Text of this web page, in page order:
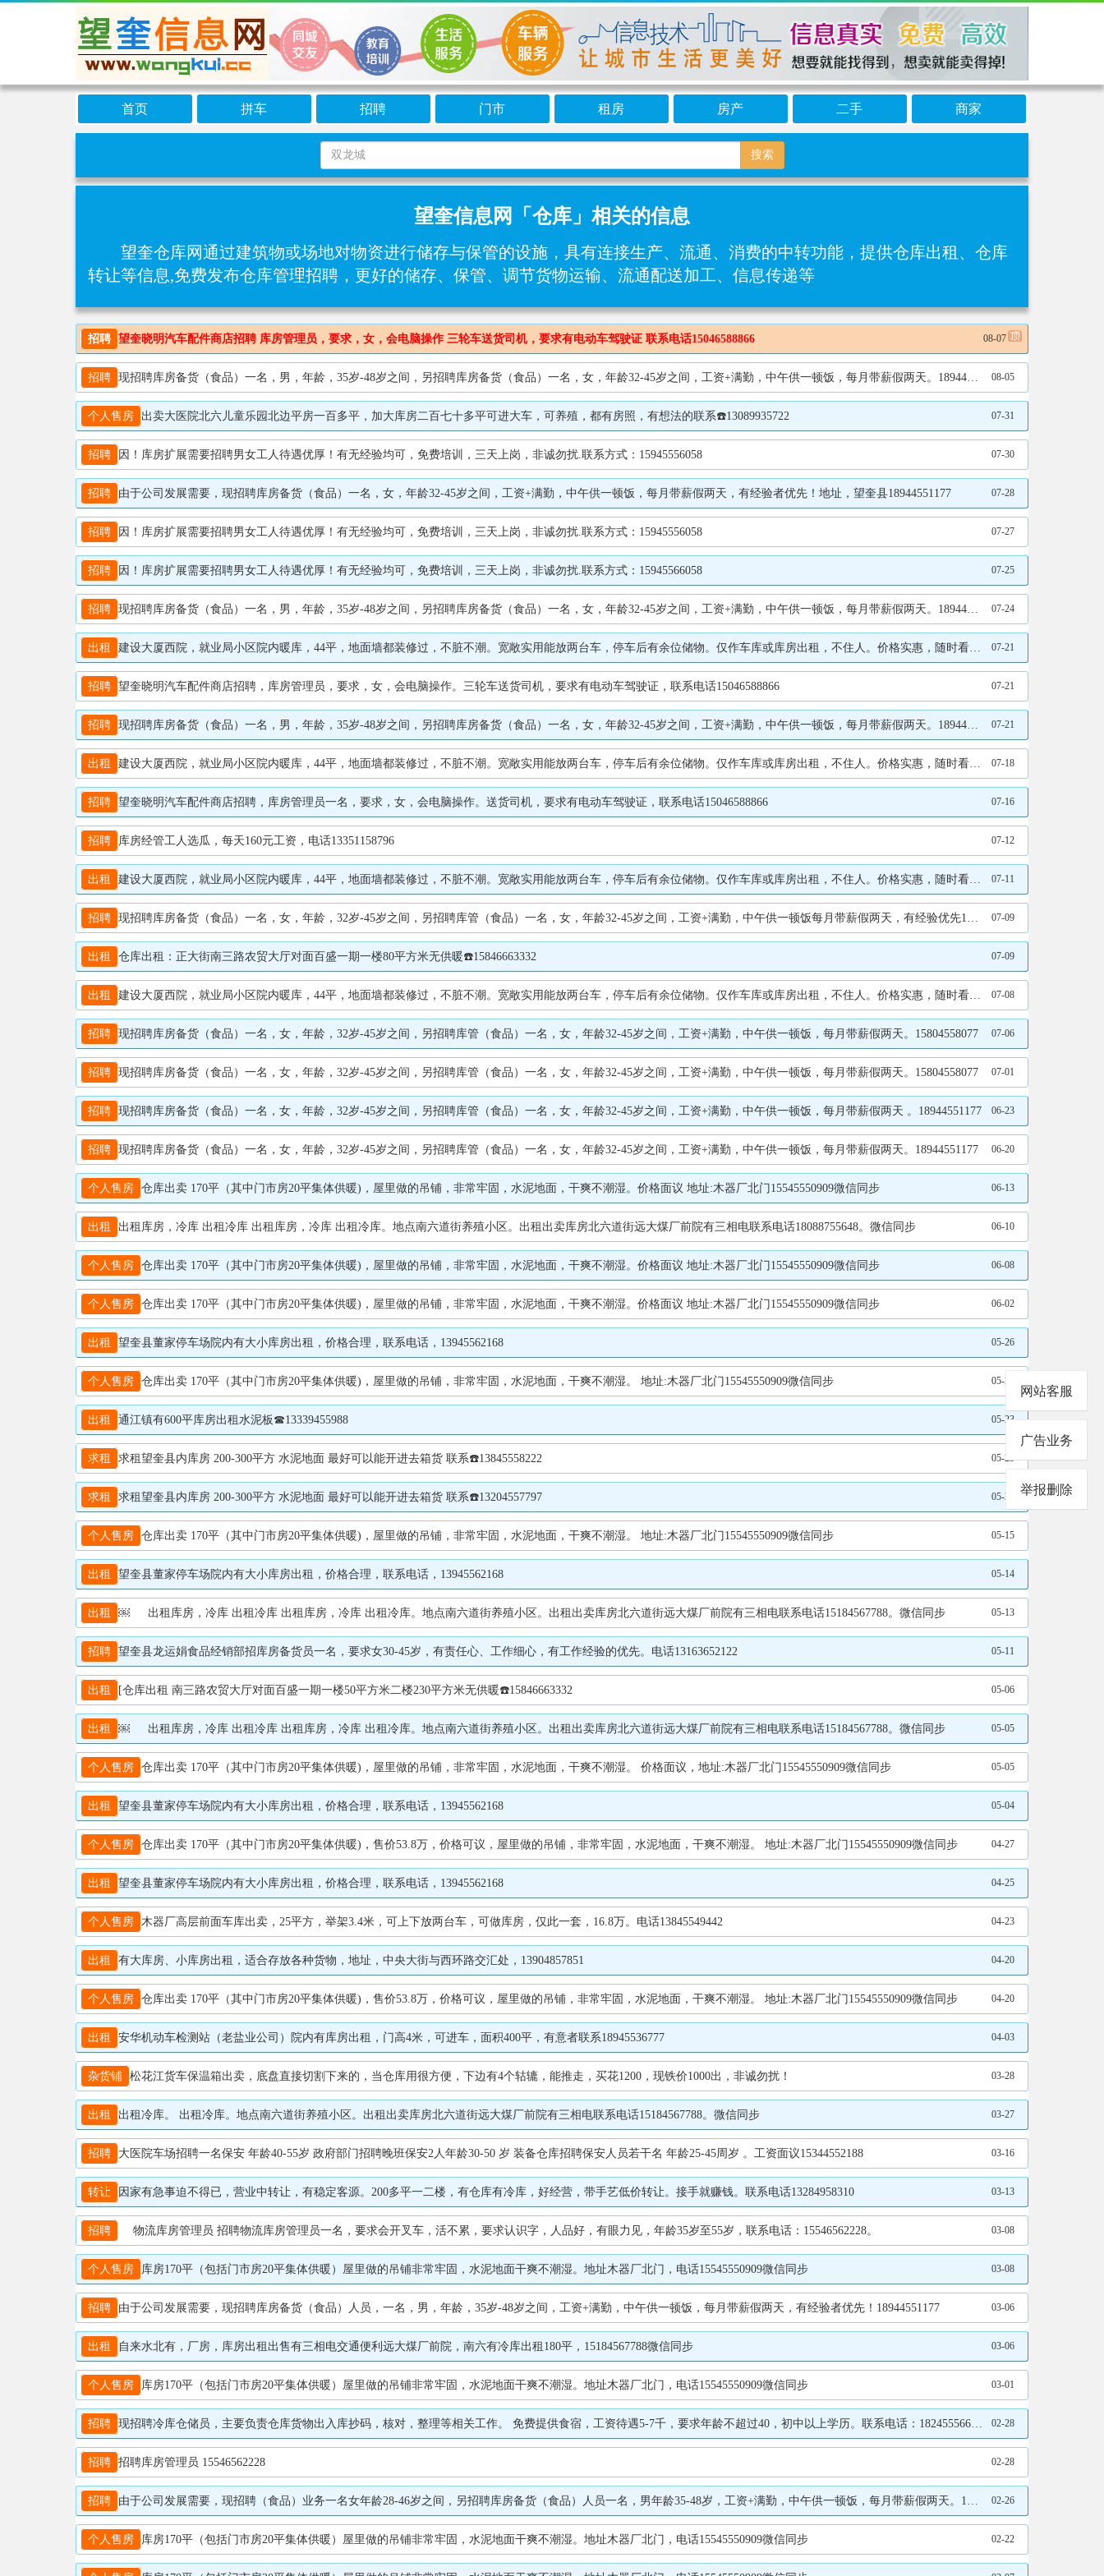
首页 拼车 招聘 门市 租房 房产 二手 商家
搜索
望奎信息网「仓库」相关的信息
望奎仓库网通过建筑物或场地对物资进行储存与保管的设施，具有连接生产、流通、消费的中转功能‌，提供仓库出租、仓库
转让等信息,免费发布仓库管理招聘，更好的储存、保管、调节货物运输、流通配送加工、信息传递等
招聘 望奎晓明汽车配件商店招聘 库房管理员，要求，女，会电脑操作 三轮车送货司机，要求有电动车驾驶证 联系电话15046588866 08-07
招聘 现招聘库房备货（食品）一名，男，年龄，35岁-48岁之间，另招聘库房备货（食品）一名，女，年龄32-45岁之间，工资+满勤，中午供一顿饭，每月带薪假两天。18944551177 08-05
个人售房 出卖大医院北六儿童乐园北边平房一百多平，加大库房二百七十多平可进大车，可养殖，都有房照，有想法的联系☎️13089935722 07-31
招聘 因！库房扩展需要招聘男女工人待遇优厚！有无经验均可，免费培训，三天上岗，非诚勿扰.联系方式：15945556058 07-30
招聘 由于公司发展需要，现招聘库房备货（食品）一名，女，年龄32-45岁之间，工资+满勤，中午供一顿饭，每月带薪假两天，有经验者优先！地址，望奎县18944551177 07-28
招聘 因！库房扩展需要招聘男女工人待遇优厚！有无经验均可，免费培训，三天上岗，非诚勿扰.联系方式：15945556058 07-27
招聘 因！库房扩展需要招聘男女工人待遇优厚！有无经验均可，免费培训，三天上岗，非诚勿扰.联系方式：15945566058 07-25
招聘 现招聘库房备货（食品）一名，男，年龄，35岁-48岁之间，另招聘库房备货（食品）一名，女，年龄32-45岁之间，工资+满勤，中午供一顿饭，每月带薪假两天。18944551177 07-24
出租 建设大厦西院，就业局小区院内暖库，44平，地面墙都装修过，不脏不潮。宽敞实用能放两台车，停车后有余位储物。仅作车库或库房出租，不住人。价格实惠，随时看库。电联18645565959 07-21
招聘 望奎晓明汽车配件商店招聘，库房管理员，要求，女，会电脑操作。三轮车送货司机，要求有电动车驾驶证，联系电话15046588866 07-21
招聘 现招聘库房备货（食品）一名，男，年龄，35岁-48岁之间，另招聘库房备货（食品）一名，女，年龄32-45岁之间，工资+满勤，中午供一顿饭，每月带薪假两天。18944551177 07-21
出租 建设大厦西院，就业局小区院内暖库，44平，地面墙都装修过，不脏不潮。宽敞实用能放两台车，停车后有余位储物。仅作车库或库房出租，不住人。价格实惠，随时看库。电联18645565959 07-18
招聘 望奎晓明汽车配件商店招聘，库房管理员一名，要求，女，会电脑操作。送货司机，要求有电动车驾驶证，联系电话15046588866 07-16
招聘 库房经管工人选瓜，每天160元工资，电话13351158796 07-12
出租 建设大厦西院，就业局小区院内暖库，44平，地面墙都装修过，不脏不潮。宽敞实用能放两台车，停车后有余位储物。仅作车库或库房出租，不住人。价格实惠，随时看库。电联18645565959 07-11
招聘 现招聘库房备货（食品）一名，女，年龄，32岁-45岁之间，另招聘库管（食品）一名，女，年龄32-45岁之间，工资+满勤，中午供一顿饭每月带薪假两天，有经验优先15804558077 07-09
出租 仓库出租：正大街南三路农贸大厅对面百盛一期一楼80平方米无供暖☎️15846663332 07-09
出租 建设大厦西院，就业局小区院内暖库，44平，地面墙都装修过，不脏不潮。宽敞实用能放两台车，停车后有余位储物。仅作车库或库房出租，不住人。价格实惠，随时看库。电联18645565959 07-08
招聘 现招聘库房备货（食品）一名，女，年龄，32岁-45岁之间，另招聘库管（食品）一名，女，年龄32-45岁之间，工资+满勤，中午供一顿饭，每月带薪假两天。15804558077 07-06
招聘 现招聘库房备货（食品）一名，女，年龄，32岁-45岁之间，另招聘库管（食品）一名，女，年龄32-45岁之间，工资+满勤，中午供一顿饭，每月带薪假两天。15804558077 07-01
招聘 现招聘库房备货（食品）一名，女，年龄，32岁-45岁之间，另招聘库管（食品）一名，女，年龄32-45岁之间，工资+满勤，中午供一顿饭，每月带薪假两天 。18944551177 06-23
招聘 现招聘库房备货（食品）一名，女，年龄，32岁-45岁之间，另招聘库管（食品）一名，女，年龄32-45岁之间，工资+满勤，中午供一顿饭，每月带薪假两天。18944551177 06-20
个人售房 仓库出卖 170平（其中门市房20平集体供暖)，屋里做的吊铺，非常牢固，水泥地面，干爽不潮湿。价格面议 地址:木器厂北门15545550909微信同步 06-13
出租 出租库房，冷库 出租冷库 出租库房，冷库 出租冷库。地点南六道街养殖小区。出租出卖库房北六道街远大煤厂前院有三相电联系电话18088755648。微信同步 06-10
个人售房 仓库出卖 170平（其中门市房20平集体供暖)，屋里做的吊铺，非常牢固，水泥地面，干爽不潮湿。价格面议 地址:木器厂北门15545550909微信同步 06-08
个人售房 仓库出卖 170平（其中门市房20平集体供暖)，屋里做的吊铺，非常牢固，水泥地面，干爽不潮湿。价格面议 地址:木器厂北门15545550909微信同步 06-02
出租 望奎县董家停车场院内有大小库房出租，价格合理，联系电话，13945562168 05-26
个人售房 仓库出卖 170平（其中门市房20平集体供暖)，屋里做的吊铺，非常牢固，水泥地面，干爽不潮湿。 地址:木器厂北门15545550909微信同步 05-24
出租 通江镇有600平库房出租水泥板☎13339455988 05-23
求租 求租望奎县内库房 200-300平方 水泥地面 最好可以能开进去箱货 联系☎️13845558222 05-23
求租 求租望奎县内库房 200-300平方 水泥地面 最好可以能开进去箱货 联系☎️13204557797 05-22
个人售房 仓库出卖 170平（其中门市房20平集体供暖)，屋里做的吊铺，非常牢固，水泥地面，干爽不潮湿。 地址:木器厂北门15545550909微信同步 05-15
出租 望奎县董家停车场院内有大小库房出租，价格合理，联系电话，13945562168 05-14
出租 ￼ 出租库房，冷库 出租冷库 出租库房，冷库 出租冷库。地点南六道街养殖小区。出租出卖库房北六道街远大煤厂前院有三相电联系电话15184567788。微信同步 05-13
招聘 望奎县龙运娟食品经销部招库房备货员一名，要求女30-45岁，有责任心、工作细心，有工作经验的优先。电话13163652122 05-11
出租 [仓库出租 南三路农贸大厅对面百盛一期一楼50平方米二楼230平方米无供暖☎️15846663332 05-06
出租 ￼ 出租库房，冷库 出租冷库 出租库房，冷库 出租冷库。地点南六道街养殖小区。出租出卖库房北六道街远大煤厂前院有三相电联系电话15184567788。微信同步 05-05
个人售房 仓库出卖 170平（其中门市房20平集体供暖)，屋里做的吊铺，非常牢固，水泥地面，干爽不潮湿。 价格面议，地址:木器厂北门15545550909微信同步 05-05
出租 望奎县董家停车场院内有大小库房出租，价格合理，联系电话，13945562168 05-04
个人售房 仓库出卖 170平（其中门市房20平集体供暖)，售价53.8万，价格可议，屋里做的吊铺，非常牢固，水泥地面，干爽不潮湿。 地址:木器厂北门15545550909微信同步 04-27
出租 望奎县董家停车场院内有大小库房出租，价格合理，联系电话，13945562168 04-25
个人售房 木器厂高层前面车库出卖，25平方，举架3.4米，可上下放两台车，可做库房，仅此一套，16.8万。电话13845549442 04-23
出租 有大库房、小库房出租，适合存放各种货物，地址，中央大街与西环路交汇处，13904857851 04-20
个人售房 仓库出卖 170平（其中门市房20平集体供暖)，售价53.8万，价格可议，屋里做的吊铺，非常牢固，水泥地面，干爽不潮湿。 地址:木器厂北门15545550909微信同步 04-20
出租 安华机动车检测站（老盐业公司）院内有库房出租，门高4米，可进车，面积400平，有意者联系18945536777 04-03
杂货铺 松花江货车保温箱出卖，底盘直接切割下来的，当仓库用很方便，下边有4个轱辘，能推走，买花1200，现铁价1000出，非诚勿扰！ 03-28
出租 出租冷库。 出租冷库。地点南六道街养殖小区。出租出卖库房北六道街远大煤厂前院有三相电联系电话15184567788。微信同步 03-27
招聘 大医院车场招聘一名保安 年龄40-55岁 政府部门招聘晚班保安2人年龄30-50 岁 装备仓库招聘保安人员若干名 年龄25-45周岁 。工资面议15344552188 03-16
转让 因家有急事迫不得已，营业中转让，有稳定客源。200多平一二楼，有仓库有冷库，好经营，带手艺低价转让。接手就赚钱。联系电话13284958310 03-13
招聘 物流库房管理员 招聘物流库房管理员一名，要求会开叉车，活不累，要求认识字，人品好，有眼力见，年龄35岁至55岁，联系电话：15546562228。 03-08
个人售房 库房170平（包括门市房20平集体供暖）屋里做的吊铺非常牢固，水泥地面干爽不潮湿。地址木器厂北门，电话15545550909微信同步 03-08
招聘 由于公司发展需要，现招聘库房备货（食品）人员，一名，男，年龄，35岁-48岁之间，工资+满勤，中午供一顿饭，每月带薪假两天，有经验者优先！18944551177 03-06
出租 自来水北有，厂房，库房出租出售有三相电交通便利远大煤厂前院，南六有冷库出租180平，15184567788微信同步 03-06
个人售房 库房170平（包括门市房20平集体供暖）屋里做的吊铺非常牢固，水泥地面干爽不潮湿。地址木器厂北门，电话15545550909微信同步 03-01
招聘 现招聘冷库仓储员，主要负责仓库货物出入库抄码，核对，整理等相关工作。 免费提供食宿，工资待遇5-7千，要求年龄不超过40，初中以上学历。联系电话：18245556664地点：沈阳 02-28
招聘 招聘库房管理员 15546562228 02-28
招聘 由于公司发展需要，现招聘（食品）业务一名女年龄28-46岁之间，另招聘库房备货（食品）人员一名，男年龄35-48岁，工资+满勤，中午供一顿饭，每月带薪假两天。15804558077 02-26
个人售房 库房170平（包括门市房20平集体供暖）屋里做的吊铺非常牢固，水泥地面干爽不潮湿。地址木器厂北门，电话15545550909微信同步 02-22
网站客服
广告业务
举报删除